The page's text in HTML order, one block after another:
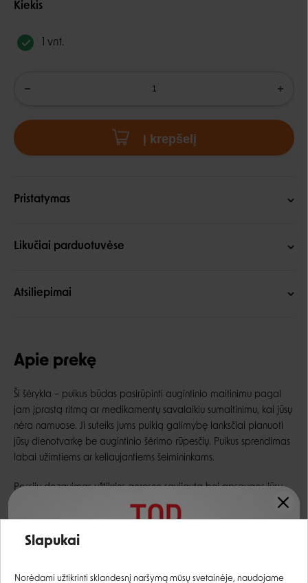
Kiekis
1 vnt.
Į krepšelį
Pristatymas
Likučiai parduotuvėse
Atsiliepimai
Apie prekę
Ši šėrykla – puikus būdas pasirūpinti augintinio maitinimu pagal
jam įprastą ritmą ar medikamentų savalaikiu sumaitinimu, kai jūsų
nėra namuose. Ji suteiks jums puikią galimybę lanksčiai planuoti
jūsų dienotvarkę be augintinio šėrimo rūpesčių. Puikus sprendimas
labai užimtiems ar keliaujantiems šeimininkams.
Porcijų dozavimas užtikrins geresnę savijautą bei apsaugos jūsų
augintinį nuo persivalgymo ir nutukimo, o augintiniu susirgus,
galėsite būti ramūs, kad medikamentus jūsų augintinis gaus laiku.
Savybės:
Dėklą sudaro talpa, į kurią telpa 24 puodeliai (telpa
Slapukai
Norėdami užtikrinti sklandesnį naršymą mūsų svetainėje, naudojame